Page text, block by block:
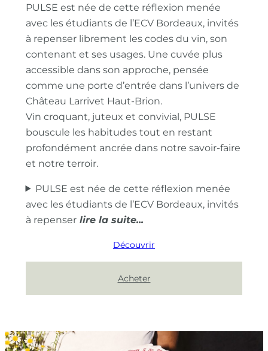
PULSE est née de cette réflexion menée
avec les étudiants de l’ECV Bordeaux, invités
à repenser librement les codes du vin, son
contenant et ses usages. Une cuvée plus
accessible dans son approche, pensée
comme une porte d’entrée dans l’univers de
Château Larrivet Haut-Brion.
Vin croquant, juteux et convivial, PULSE
bouscule les habitudes tout en restant
profondément ancrée dans notre savoir-faire
et notre terroir.
PULSE est née de cette réflexion menée
avec les étudiants de l’ECV Bordeaux, invités
à repenser
Découvrir
Acheter